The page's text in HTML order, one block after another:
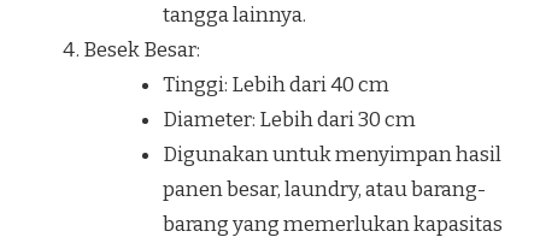
tangga lainnya.
Besek Besar:
Tinggi: Lebih dari 40 cm
Diameter: Lebih dari 30 cm
Digunakan untuk menyimpan hasil
panen besar, laundry, atau barang-
barang yang memerlukan kapasitas